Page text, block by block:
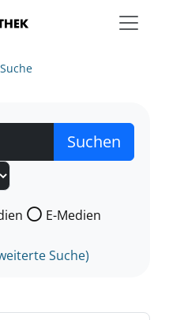
nach der Sie suchen wollen.
E-Medien
Suche)